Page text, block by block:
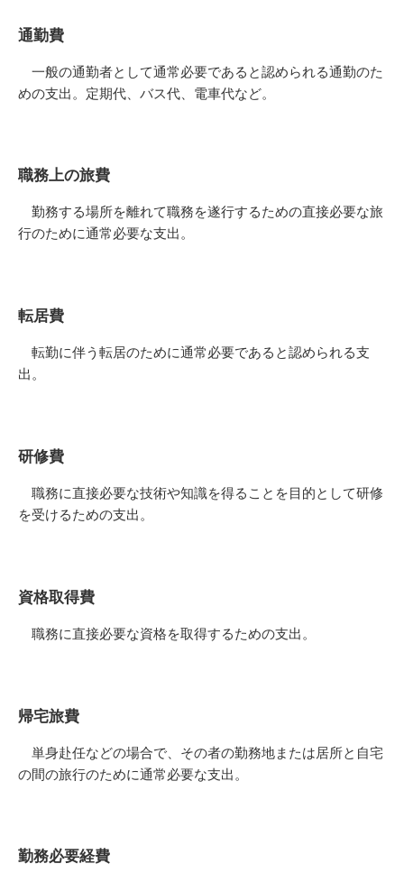
通勤費
一般の通勤者として通常必要であると認められる通勤のた
めの支出。定期代、バス代、電車代など。
職務上の旅費
勤務する場所を離れて職務を遂行するための直接必要な旅
行のために通常必要な支出。
転居費
転勤に伴う転居のために通常必要であると認められる支
出。
研修費
職務に直接必要な技術や知識を得ることを目的として研修
を受けるための支出。
資格取得費
職務に直接必要な資格を取得するための支出。
帰宅旅費
単身赴任などの場合で、その者の勤務地または居所と自宅
の間の旅行のために通常必要な支出。
勤務必要経費